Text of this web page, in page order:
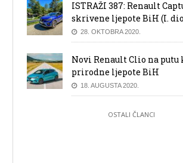
ISTRAŽI 387: Renault
skrivene ljepote BiH (I.
28. OKTOBRA 2020.
Novi Renault Clio na putu
prirodne ljepote BiH
18. AUGUSTA 2020.
OSTALI ČLANCI